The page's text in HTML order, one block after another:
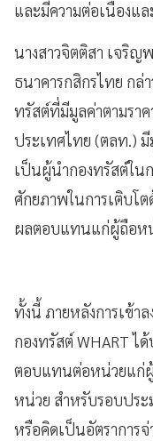
และมีความต่อเนื่องแ
นางสาวจิตติสา เจริ
ธนาคารกสิกรไทย กล่
ทรัสต์ที่มีมูลค่าตามรา
ประเทศไทย (ตลท.)
เป็นผู้นำกองทรัสต์ใน
ศักยภาพในการเติบโ
ผลตอบแทนแก่ผู้ถือหน่
ทั้งนี้ ภายหลังการเข้
กองทรัสต์ WHART ไ
ตอบแทนต่อหน่วยแก่
หน่วย สำหรับรอบปร
หรือคิดเป็นอัตราการ